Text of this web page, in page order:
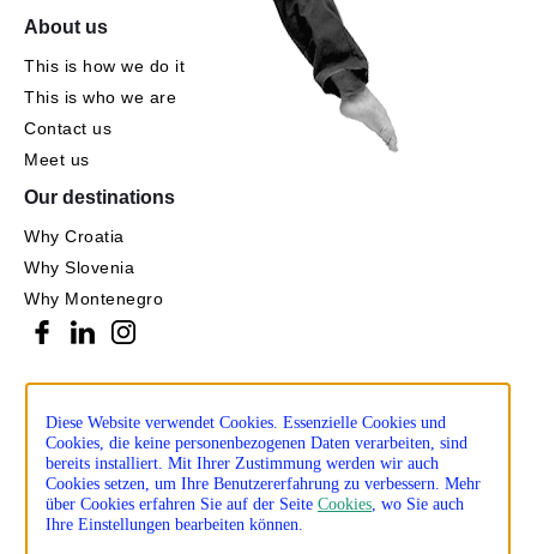
About us
This is how we do it
This is who we are
Contact us
Meet us
Our destinations
Why Croatia
Why Slovenia
Why Montenegro
Diese Website verwendet Cookies. Essenzielle Cookies und
Cookies, die keine personenbezogenen Daten verarbeiten, sind
bereits installiert. Mit Ihrer Zustimmung werden wir auch
Cookies setzen, um Ihre Benutzererfahrung zu verbessern. Mehr
über Cookies erfahren Sie auf der SeiteCookies, wo Sie auch
Ihre Einstellungen bearbeiten können.